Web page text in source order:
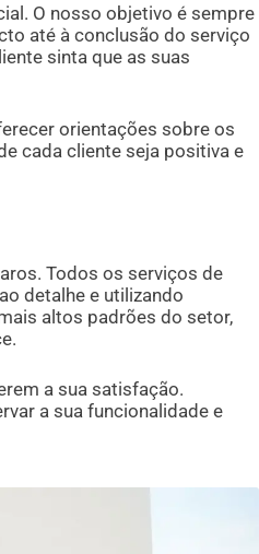
O nosso objetivo é sempre
até à conclusão do serviço
sinta que as suas
orientações sobre os
cada cliente seja positiva e
Todos os serviços de
detalhe e utilizando
altos padrões do setor,
a sua satisfação.
a sua funcionalidade e